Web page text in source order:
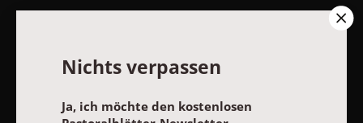
Nichts verpassen
Ja, ich möchte den kostenlosen